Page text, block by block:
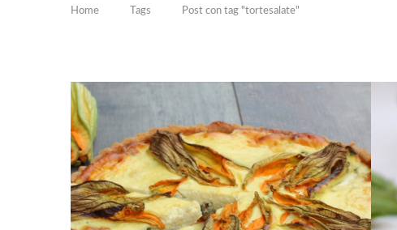
Home Tags Post con tag "tortesalate"